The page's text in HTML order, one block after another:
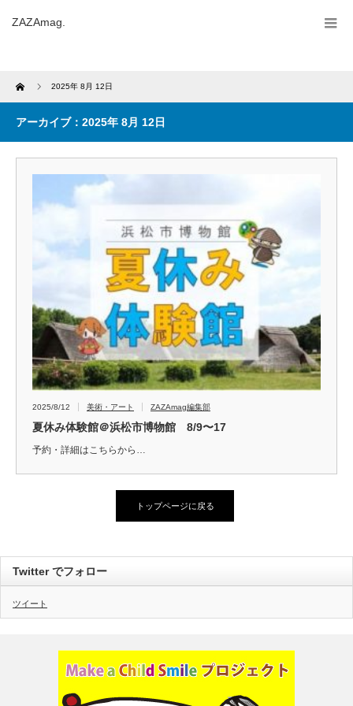
ZAZAmag.
Home 2025年 8月 12日
アーカイブ：2025年 8月 12日
2025/8/12 美術・アート ZAZAmag編集部
夏休み体験館＠浜松市博物館 8/9〜17
予約・詳細はこちらから…
トップページに戻る
Twitter でフォロー
ツイート